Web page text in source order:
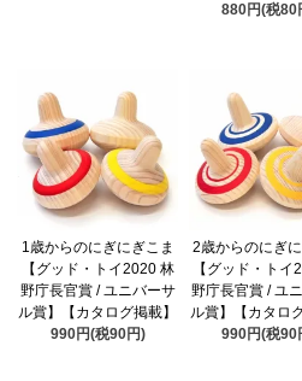
880円(税80
1歳からのにぎにぎこま
【グッド・トイ2020 林
野庁長官賞 / ユニバーサ
ル賞】【カタログ掲載】
990円(税90円)
2歳からのにぎ
【グッド・トイ
野庁長官賞 / ユ
ル賞】【カタロ
990円(税90